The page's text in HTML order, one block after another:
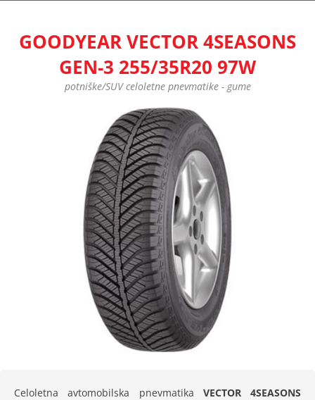
GOODYEAR VECTOR 4SEASONS
GEN-3 255/35R20 97W
potniške/SUV celoletne pnevmatike - gume
Celoletna avtomobilska pnevmatika VECTOR 4SEASONS